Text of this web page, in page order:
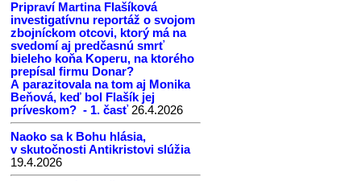
Pripraví Martina Flašíková
investigatívnu reportáž o svojom
zbojníckom otcovi, ktorý má na
svedomí aj predčasnú smrť
bieleho koňa Koperu, na ktorého
prepísal firmu Donar?
A parazitovala na tom aj Monika
Beňová, keď bol Flašík jej
príveskom? - 1. časť 26.4.2026
Naoko sa k Bohu hlásia,
v skutočnosti Antikristovi slúžia
19.4.2026